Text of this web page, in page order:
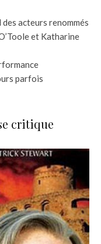
acteurs renommés
et Katharine
parfois
critique